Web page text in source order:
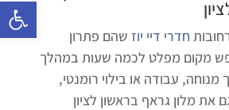
חדרי דיי יוז שהם פתרון
מקום מפלט לכמה שעות במהלך
מנוחה, עבודה או בילוי רומנטי,
את מלון גראף בראשון לציון